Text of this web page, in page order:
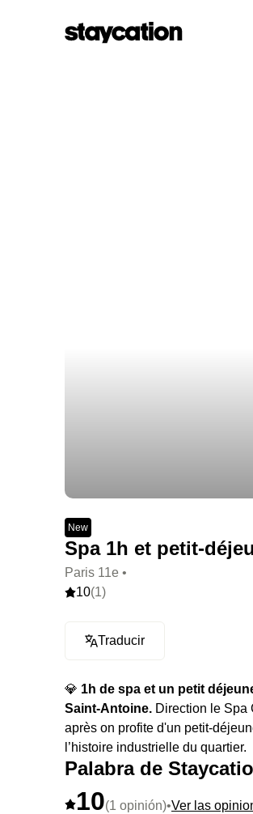
New
Spa 1h et petit-
Paris 11e •
10(1)
Traducir
💎 1h de spa et un petit
Saint-Antoine. Direction le Spa
après on profite d'un petit-
l’histoire industrielle du quartier.
Palabra de
10(1 opinión)•Ver las